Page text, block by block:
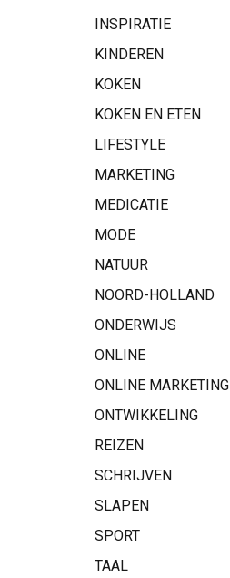
INSPIRATIE
KINDEREN
KOKEN
KOKEN EN ETEN
LIFESTYLE
MARKETING
MEDICATIE
MODE
NATUUR
NOORD-HOLLAND
ONDERWIJS
ONLINE
ONLINE MARKETING
ONTWIKKELING
REIZEN
SCHRIJVEN
SLAPEN
SPORT
TAAL